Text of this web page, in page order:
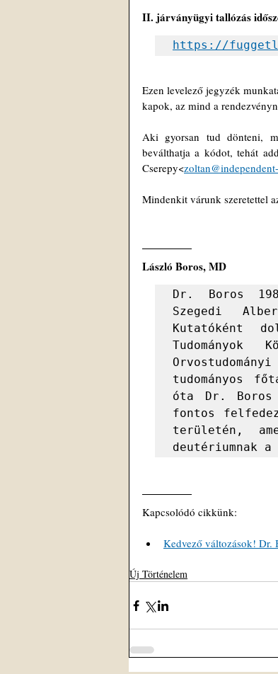
II. járványügyi tallózás
https://
Ezen levelező jegyzék
kapok, az mind a
Aki gyorsan tud dönteni,
beválthatja a kódot, tehát
Cserepy<
Mindenkit várunk szeretettel
László Boros, MD
Dr. Boros
Szegedi
Kutatóként
tudományos
óta Dr.
fontos
területén,
deutériumnak
Kapcsolódó cikkünk:
Kedvező változások! Dr.
Új Történelem